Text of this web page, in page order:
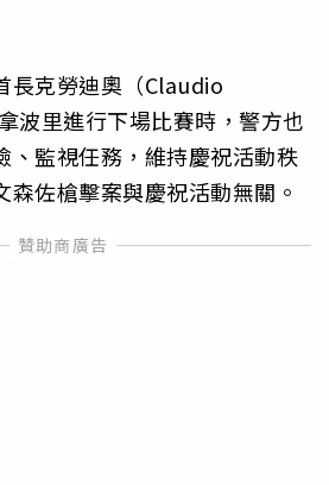
長克勞迪奧（Claudio
波里進行下場比賽時，警方也
、監視任務，維持慶祝活動秩
森佐槍擊案與慶祝活動無關。